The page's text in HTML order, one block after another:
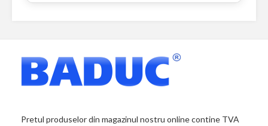
Pretul produselor din magazinul nostru online contine TVA